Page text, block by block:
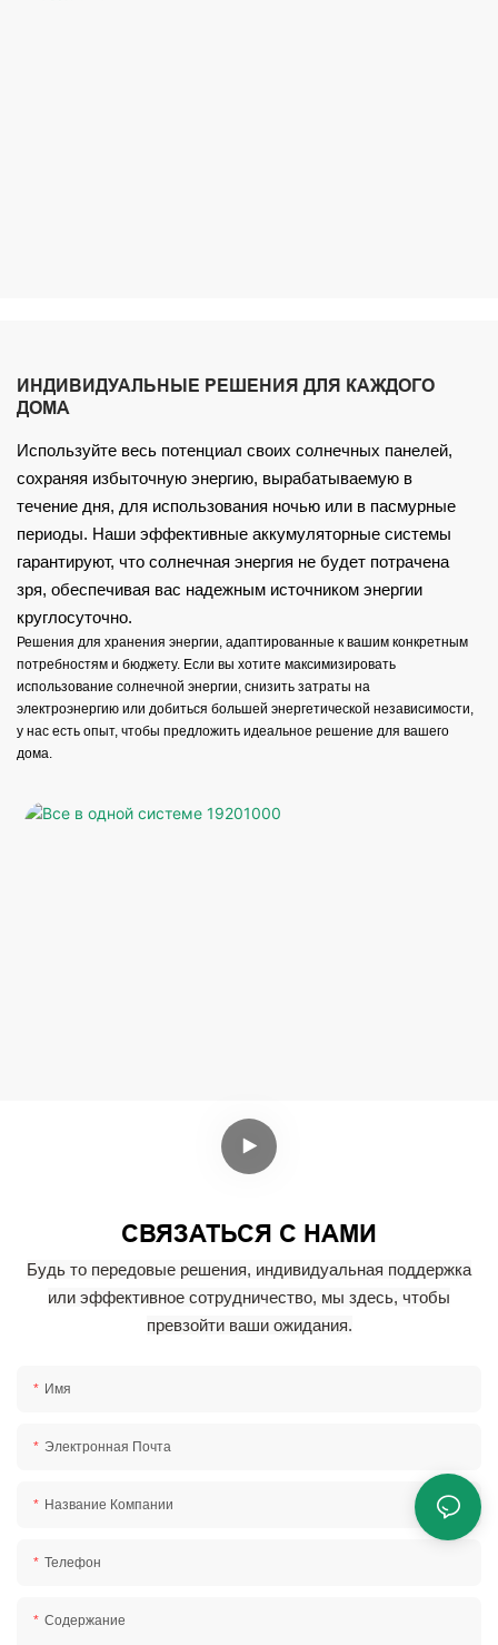
ИНДИВИДУАЛЬНЫЕ РЕШЕНИЯ ДЛЯ КАЖДОГО
ДОМА
Используйте весь потенциал своих солнечных панелей,
сохраняя избыточную энергию, вырабатываемую в
течение дня, для использования ночью или в пасмурные
периоды. Наши эффективные аккумуляторные системы
гарантируют, что солнечная энергия не будет потрачена
зря, обеспечивая вас надежным источником энергии
круглосуточно.
Решения для хранения энергии, адаптированные к вашим конкретным
потребностям и бюджету. Если вы хотите максимизировать
использование солнечной энергии, снизить затраты на
электроэнергию или добиться большей энергетической независимости,
у нас есть опыт, чтобы предложить идеальное решение для вашего
дома.
СВЯЗАТЬСЯ С НАМИ
Будь то передовые решения, индивидуальная поддержка
или эффективное сотрудничество, мы здесь, чтобы
превзойти ваши ожидания.
Имя
Электронная Почта
Название Компании
Телефон
Содержание